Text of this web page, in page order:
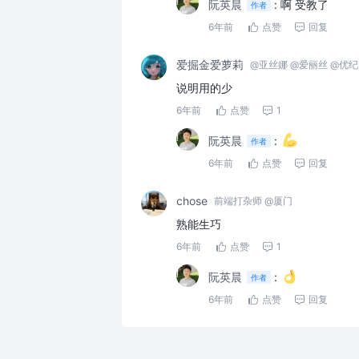
阮英晨 作者 : 啊 受教了
6年前 点赞 回复
爱掘金爱萝莉 @亚丝娜 @爱丽丝 @优
说明用的少
6年前 点赞 1
阮英晨 作者 :
6年前 点赞 回复
chose 前端打杂师 @厦门
熟能生巧
6年前 点赞 1
阮英晨 作者 :
6年前 点赞 回复